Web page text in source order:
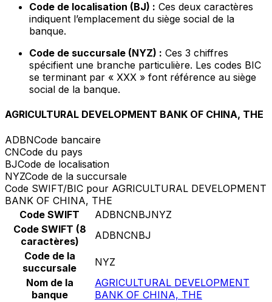
Code de localisation (BJ) : Ces deux caractères
indiquent l’emplacement du siège social de la
banque.
Code de succursale (NYZ) : Ces 3 chiffres
spécifient une branche particulière. Les codes BIC
se terminant par « XXX » font référence au siège
social de la banque.
AGRICULTURAL DEVELOPMENT BANK OF CHINA, THE
ADBNCode bancaire
CNCode du pays
BJCode de localisation
NYZCode de la succursale
Code SWIFT/BIC pour AGRICULTURAL DEVELOPMENT
BANK OF CHINA, THE
Code SWIFT
ADBNCNBJNYZ
Code SWIFT (8
caractères)
ADBNCNBJ
Code de la
succursale
NYZ
Nom de la
banque
AGRICULTURAL DEVELOPMENT
BANK OF CHINA, THE